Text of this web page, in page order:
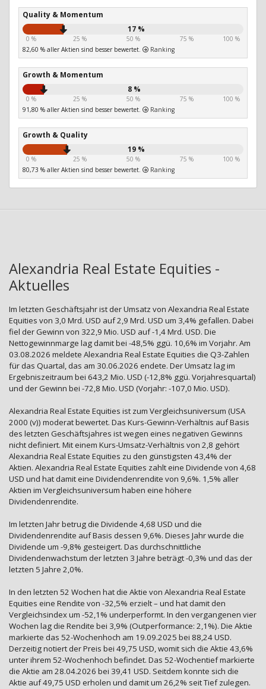
Quality & Momentum
17 %
0 % 25 % 50 % 75 %
100 %
82,60 % aller Aktien sind besser bewertet.
Ranking
Growth & Momentum
8 %
0 % 25 % 50 % 75 %
100 %
91,80 % aller Aktien sind besser bewertet.
Ranking
Growth & Quality
19 %
0 % 25 % 50 % 75 %
100 %
80,73 % aller Aktien sind besser bewertet.
Ranking
Alexandria Real Estate Equities -
Aktuelles
Im letzten Geschäftsjahr ist der Umsatz von Alexandria Real Estate
Equities von 3,0 Mrd. USD auf 2,9 Mrd. USD um 3,4% gefallen. Dabei
fiel der Gewinn von 322,9 Mio. USD auf -1,4 Mrd. USD. Die
Nettogewinnmarge lag damit bei -48,5% ggü. 10,6% im Vorjahr. Am
03.08.2026 meldete Alexandria Real Estate Equities die Q3-Zahlen
für das Quartal, das am 30.06.2026 endete. Der Umsatz lag im
Ergebniszeitraum bei 643,2 Mio. USD (-12,8% ggü. Vorjahresquartal)
und der Gewinn bei -72,8 Mio. USD (Vorjahr: -107,0 Mio. USD).
Alexandria Real Estate Equities ist zum Vergleichsuniversum (USA
2000 (v)) moderat bewertet. Das Kurs-Gewinn-Verhältnis auf Basis
des letzten Geschäftsjahres ist wegen eines negativen Gewinns
nicht definiert. Mit einem Kurs-Umsatz-Verhältnis von 2,8 gehört
Alexandria Real Estate Equities zu den günstigsten 43,4% der
Aktien. Alexandria Real Estate Equities zahlt eine Dividende von 4,68
USD und hat damit eine Dividendenrendite von 9,6%. 1,5% aller
Aktien im Vergleichsuniversum haben eine höhere
Dividendenrendite.
Im letzten Jahr betrug die Dividende 4,68 USD und die
Dividendenrendite auf Basis dessen 9,6%. Dieses Jahr wurde die
Dividende um -9,8% gesteigert. Das durchschnittliche
Dividendenwachstum der letzten 3 Jahre beträgt -0,3% und das der
letzten 5 Jahre 2,0%.
In den letzten 52 Wochen hat die Aktie von Alexandria Real Estate
Equities eine Rendite von -32,5% erzielt – und hat damit den
Vergleichsindex um -52,1% underperformt. In den vergangenen vier
Wochen lag die Rendite bei 3,9% (Outperformance: 2,1%). Die Aktie
markierte das 52-Wochenhoch am 19.09.2025 bei 88,24 USD.
Derzeitig notiert der Preis bei 49,75 USD, womit sich die Aktie 43,6%
unter ihrem 52-Wochenhoch befindet. Das 52-Wochentief markierte
die Aktie am 28.04.2026 bei 39,41 USD. Seitdem konnte sich die
Aktie auf 49,75 USD erholen und damit um 26,2% seit Tief zulegen.